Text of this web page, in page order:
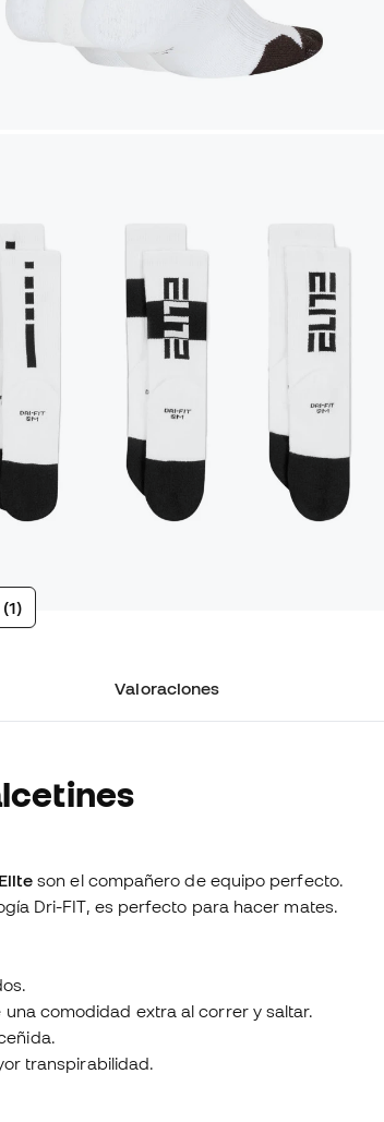
Valoraciones
son el compañero de equipo perfecto.
Dri-FIT, es perfecto para hacer mates.
comodidad extra al correr y saltar.
transpirabilidad.